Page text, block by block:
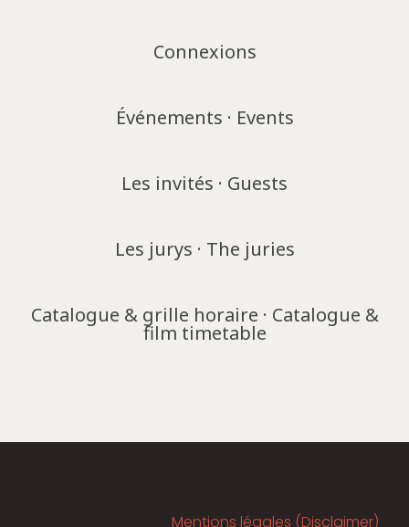
Connexions
Événements · Events
Les invités · Guests
Les jurys · The juries
Catalogue & grille horaire · Catalogue &
film timetable
Mentions légales (Disclaimer)